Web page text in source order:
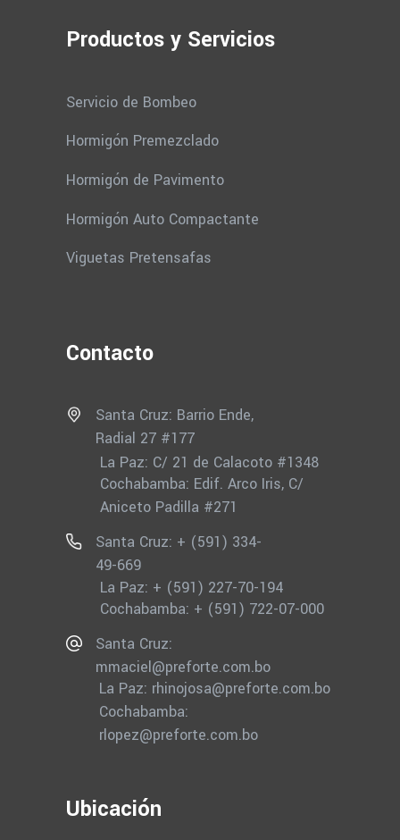
Productos y Servicios
Servicio de Bombeo
Hormigón Premezclado
Hormigón de Pavimento
Hormigón Auto Compactante
Viguetas Pretensafas
Contacto
Santa Cruz: Barrio Ende,
Radial 27 #177
La Paz: C/ 21 de Calacoto #1348
Cochabamba: Edif. Arco Iris, C/
Aniceto Padilla #271
Santa Cruz: + (591) 334-
49-669
La Paz: + (591) 227-70-194
Cochabamba: + (591) 722-07-000
Santa Cruz:
mmaciel@preforte.com.bo
La Paz: rhinojosa@preforte.com.bo
Cochabamba:
rlopez@preforte.com.bo
Ubicación